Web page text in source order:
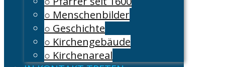
○ Menschenbilder
○ Geschichte
○ Kirchengebäude
○ Kirchenareal